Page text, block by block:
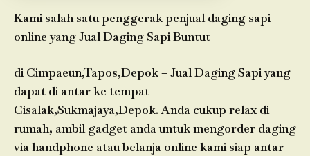
Kami salah satu penggerak penjual daging sapi
online yang Jual Daging Sapi Buntut
di Cimpaeun,Tapos,Depok – Jual Daging Sapi yang
dapat di antar ke tempat
Cisalak,Sukmajaya,Depok. Anda cukup relax di
rumah, ambil gadget anda untuk mengorder daging
via handphone atau belanja online kami siap antar